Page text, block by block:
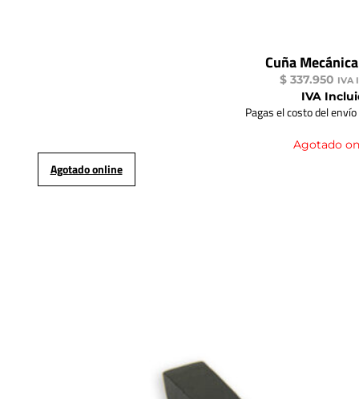
Cuña
$337.950 IVA
IVA
Pagas el costo del
Agotado
Agotado online